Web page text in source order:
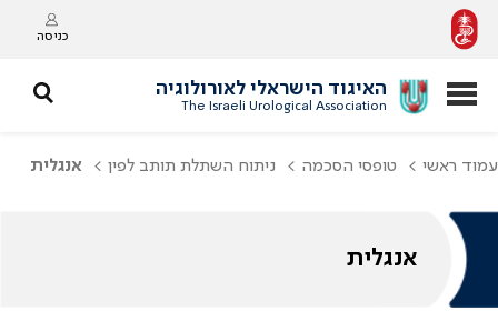
כניסה
האיגוד הישראלי לאורולוגיה
The Israeli Urological Association
עמוד ראשי טופסי הסכמה ניתוח השתלת תותב לפין אנגלית
אנגלית